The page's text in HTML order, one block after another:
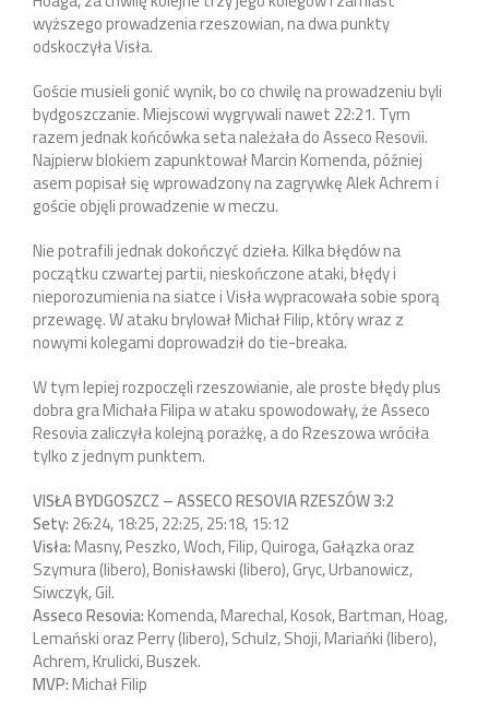
wyższego prowadzenia rzeszowian, na dwa punkty
odskoczyła Visła.
Goście musieli gonić wynik, bo co chwilę na prowadzeniu byli
bydgoszczanie. Miejscowi wygrywali nawet 22:21. Tym
razem jednak końcówka seta należała do Asseco Resovii.
Najpierw blokiem zapunktował Marcin Komenda, później
asem popisał się wprowadzony na zagrywkę Alek Achrem i
goście objęli prowadzenie w meczu.
Nie potrafili jednak dokończyć dzieła. Kilka błędów na
początku czwartej partii, nieskończone ataki, błędy i
nieporozumienia na siatce i Visła wypracowała sobie sporą
przewagę. W ataku brylował Michał Filip, który wraz z
nowymi kolegami doprowadził do tie-breaka.
W tym lepiej rozpoczęli rzeszowianie, ale proste błędy plus
dobra gra Michała Filipa w ataku spowodowały, że Asseco
Resovia zaliczyła kolejną porażkę, a do Rzeszowa wróciła
tylko z jednym punktem.
VISŁA BYDGOSZCZ – ASSECO RESOVIA RZESZÓW 3:2
Sety:26:24, 18:25, 22:25, 25:18, 15:12
Visła:Masny, Peszko, Woch, Filip, Quiroga, Gałązka oraz
Szymura (libero), Bonisławski (libero), Gryc, Urbanowicz,
Siwczyk, Gil.
Asseco Resovia:Komenda, Marechal, Kosok, Bartman, Hoag,
Lemański oraz Perry (libero), Schulz, Shoji, Mariańki (libero),
Achrem, Krulicki, Buszek.
MVP:Michał Filip